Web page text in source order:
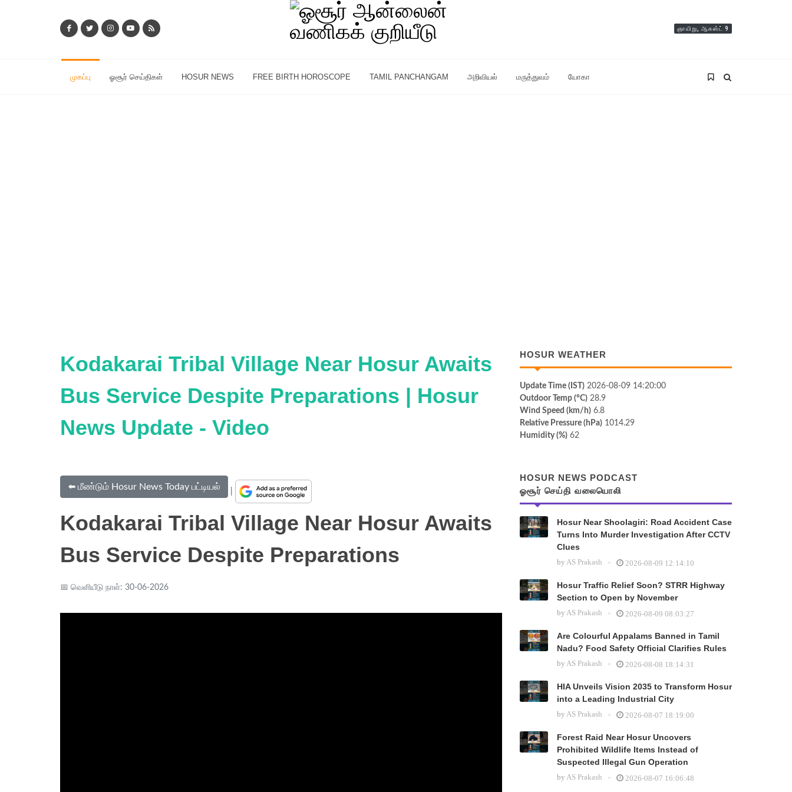
ஞாயிறு, ஆகஸ்ட் 9
முகப்பு ஓசூர் செய்திகள் HOSUR NEWS FREE BIRTH HOROSCOPE TAMIL PANCHANGAM அறிவியல் மருத்துவம் யோகா
Kodakarai Tribal Village Near Hosur Awaits
Bus Service Despite Preparations | Hosur
News Update - Video
⬅️ மீண்டும் Hosur News Today பட்டியல்
Kodakarai Tribal Village Near Hosur Awaits
Bus Service Despite Preparations
📅 வெளியீடு நாள்: 30-06-2026
HOSUR WEATHER
Update Time (IST) 2026-08-09 14:20:00
Outdoor Temp (°C) 28.9
Wind Speed (km/h) 6.8
Relative Pressure (hPa) 1014.29
Humidity (%) 62
HOSUR NEWS PODCAST
ஓசூர் செய்தி வலையொலி
Hosur Near Shoolagiri: Road Accident Case
Turns Into Murder Investigation After CCTV
Clues
by AS Prakash 2026-08-09 12:14:10
Hosur Traffic Relief Soon? STRR Highway
Section to Open by November
by AS Prakash 2026-08-09 08:03:27
Are Colourful Appalams Banned in Tamil
Nadu? Food Safety Official Clarifies Rules
by AS Prakash 2026-08-08 18:14:31
HIA Unveils Vision 2035 to Transform Hosur
into a Leading Industrial City
by AS Prakash 2026-08-07 18:19:00
Forest Raid Near Hosur Uncovers
Prohibited Wildlife Items Instead of
Suspected Illegal Gun Operation
by AS Prakash 2026-08-07 16:06:48